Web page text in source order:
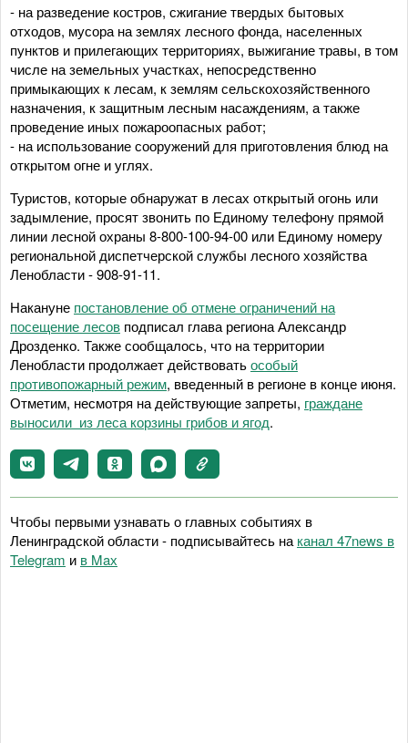
- на разведение костров, сжигание твердых бытовых
отходов, мусора на землях лесного фонда, населенных
пунктов и прилегающих территориях, выжигание травы, в том
числе на земельных участках, непосредственно
примыкающих к лесам, к землям сельскохозяйственного
назначения, к защитным лесным насаждениям, а также
проведение иных пожароопасных работ;
- на использование сооружений для приготовления блюд на
открытом огне и углях.
Туристов, которые обнаружат в лесах открытый огонь или
задымление, просят звонить по Единому телефону прямой
линии лесной охраны 8-800-100-94-00 или Единому номеру
региональной диспетчерской службы лесного хозяйства
Ленобласти - 908-91-11.
Накануне постановление об отмене ограничений на
посещение лесов подписал глава региона Александр
Дрозденко. Также сообщалось, что на территории
Ленобласти продолжает действоватьособый
противопожарный режим, введенный в регионе в конце июня.
Отметим, несмотря на действующие запреты, граждане
выносили из леса корзины грибов и ягод.
Чтобы первыми узнавать о главных событиях в
Ленинградской области - подписывайтесь на канал 47news в
Telegram и в Maх